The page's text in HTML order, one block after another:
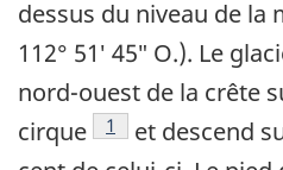
dessus du niveau de la
112° 51′ 45″ O.). Le
nord-ouest de la crête
cirque
Note de bas de page
1
et descend